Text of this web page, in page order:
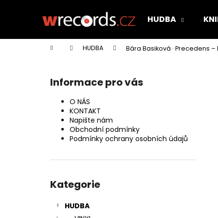
HUDBA
Domů HUDBA Bára Basiková · Precedens –
Informace pro vás
O NÁS
KONTAKT
Napište nám
Obchodní podmínky
Podmínky ochrany osobních údajů
kategorie
Kategorie
HUDBA
í
Zpět
do
Zpět
do